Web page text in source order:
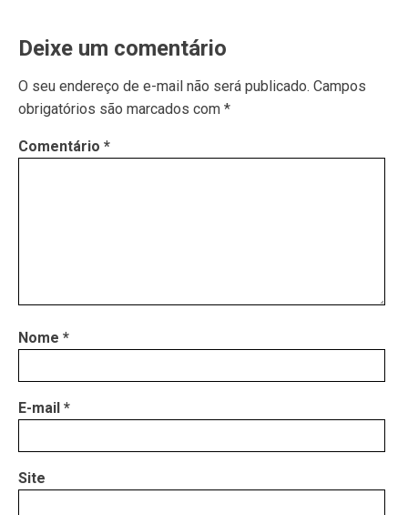
Deixe um comentário
O seu endereço de e-mail não será publicado. Campos
obrigatórios são marcados com *
Comentário *
Nome *
E-mail *
Site